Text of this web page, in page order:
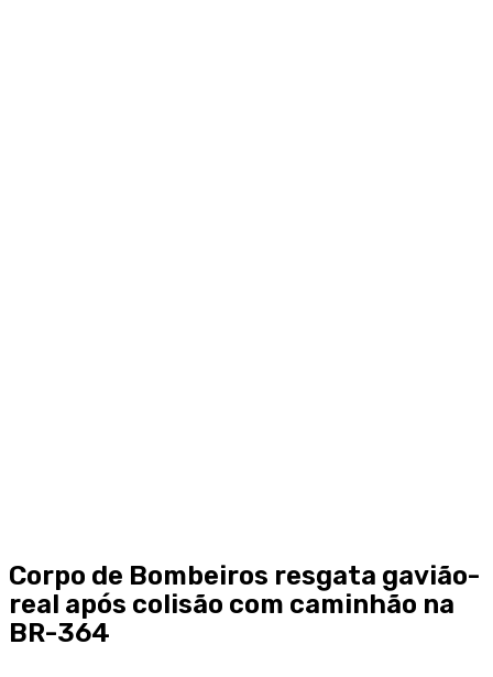
Corpo de Bombeiros resgata gavião-
real após colisão com caminhão na
BR-364